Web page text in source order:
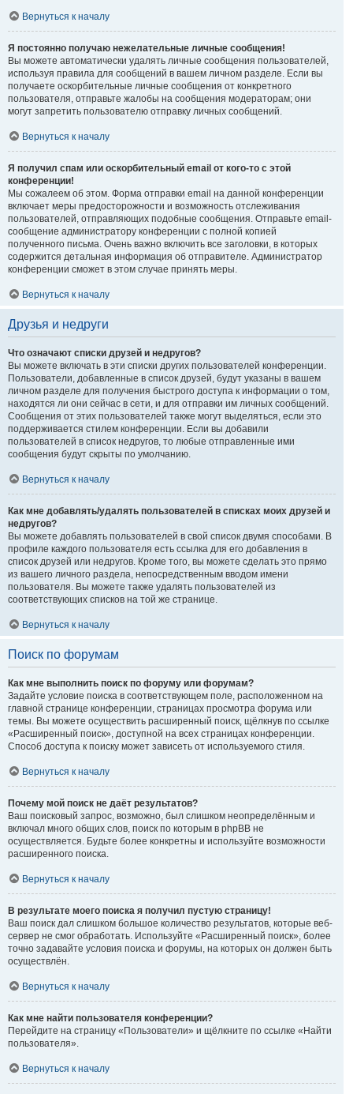
Вернуться к началу
Я постоянно получаю нежелательные личные сообщения!
Вы можете автоматически удалять личные сообщения пользователей,
используя правила для сообщений в вашем личном разделе. Если вы
получаете оскорбительные личные сообщения от конкретного
пользователя, отправьте жалобы на сообщения модераторам; они
могут запретить пользователю отправку личных сообщений.
Вернуться к началу
Я получил спам или оскорбительный email от кого-то с этой
конференции!
Мы сожалеем об этом. Форма отправки email на данной конференции
включает меры предосторожности и возможность отслеживания
пользователей, отправляющих подобные сообщения. Отправьте email-
сообщение администратору конференции с полной копией
полученного письма. Очень важно включить все заголовки, в которых
содержится детальная информация об отправителе. Администратор
конференции сможет в этом случае принять меры.
Вернуться к началу
Друзья и недруги
Что означают списки друзей и недругов?
Вы можете включать в эти списки других пользователей конференции.
Пользователи, добавленные в список друзей, будут указаны в вашем
личном разделе для получения быстрого доступа к информации о том,
находятся ли они сейчас в сети, и для отправки им личных сообщений.
Сообщения от этих пользователей также могут выделяться, если это
поддерживается стилем конференции. Если вы добавили
пользователей в список недругов, то любые отправленные ими
сообщения будут скрыты по умолчанию.
Вернуться к началу
Как мне добавлять/удалять пользователей в списках моих друзей и
недругов?
Вы можете добавлять пользователей в свой список двумя способами. В
профиле каждого пользователя есть ссылка для его добавления в
список друзей или недругов. Кроме того, вы можете сделать это прямо
из вашего личного раздела, непосредственным вводом имени
пользователя. Вы можете также удалять пользователей из
соответствующих списков на той же странице.
Вернуться к началу
Поиск по форумам
Как мне выполнить поиск по форуму или форумам?
Задайте условие поиска в соответствующем поле, расположенном на
главной странице конференции, страницах просмотра форума или
темы. Вы можете осуществить расширенный поиск, щёлкнув по ссылке
«Расширенный поиск», доступной на всех страницах конференции.
Способ доступа к поиску может зависеть от используемого стиля.
Вернуться к началу
Почему мой поиск не даёт результатов?
Ваш поисковый запрос, возможно, был слишком неопределённым и
включал много общих слов, поиск по которым в phpBB не
осуществляется. Будьте более конкретны и используйте возможности
расширенного поиска.
Вернуться к началу
В результате моего поиска я получил пустую страницу!
Ваш поиск дал слишком большое количество результатов, которые веб-
сервер не смог обработать. Используйте «Расширенный поиск», более
точно задавайте условия поиска и форумы, на которых он должен быть
осуществлён.
Вернуться к началу
Как мне найти пользователя конференции?
Перейдите на страницу «Пользователи» и щёлкните по ссылке «Найти
пользователя».
Вернуться к началу